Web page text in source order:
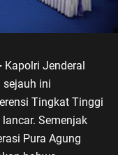
Kapolri Jenderal
ini
Tingkat Tinggi
Semenjak
Pura Agung